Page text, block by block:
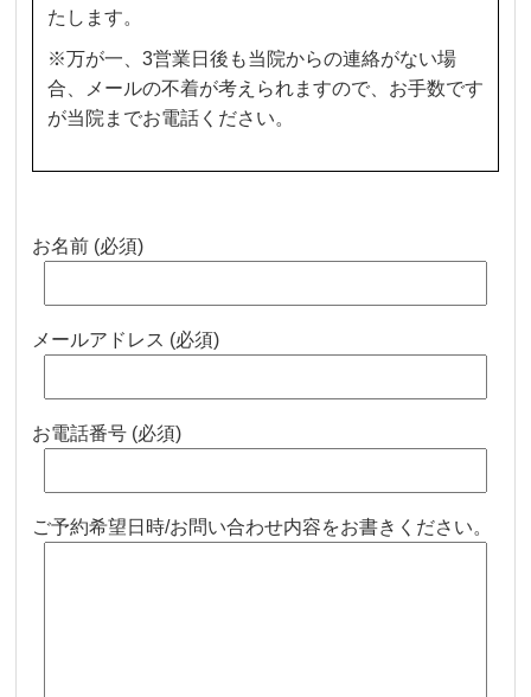
たします。
※万が一、3営業日後も当院からの連絡がない場
合、メールの不着が考えられますので、お手数です
が当院までお電話ください。
お名前 (必須)
メールアドレス (必須)
お電話番号 (必須)
ご予約希望日時/お問い合わせ内容をお書きください。